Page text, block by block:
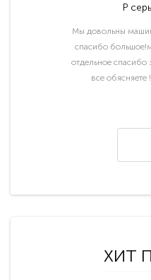
P
Мы довольны
спасибо
отдельное спасибо
все обясняете
ХИТ